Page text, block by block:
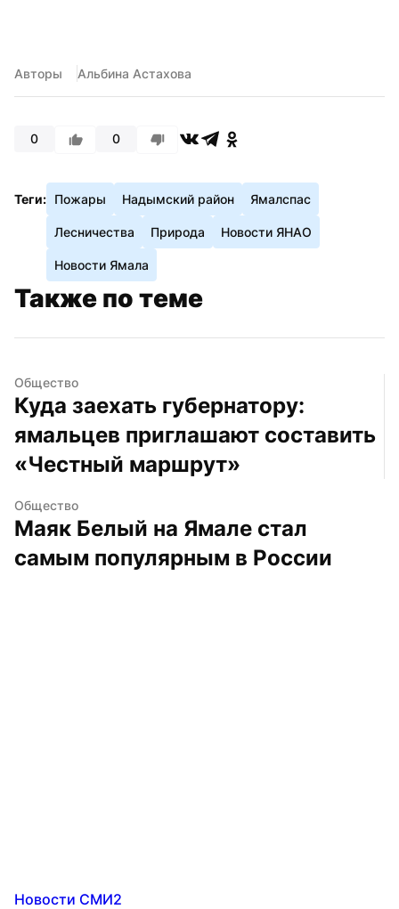
Авторы Альбина Астахова
0 0
Теги: Пожары Надымский район Ямалспас
Лесничества Природа Новости ЯНАО
Новости Ямала
Также по теме
Общество
Куда заехать губернатору:
ямальцев приглашают составить
«Честный маршрут»
Общество
Маяк Белый на Ямале стал
самым популярным в России
Новости СМИ2